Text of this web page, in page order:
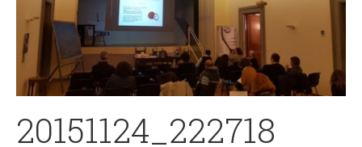
20151124_222718